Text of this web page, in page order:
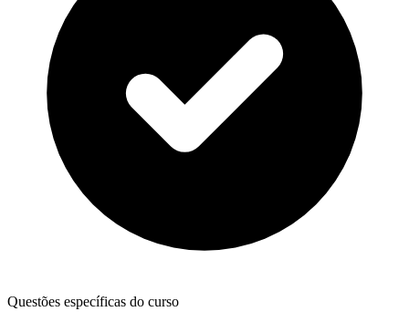
Questões específicas do curso